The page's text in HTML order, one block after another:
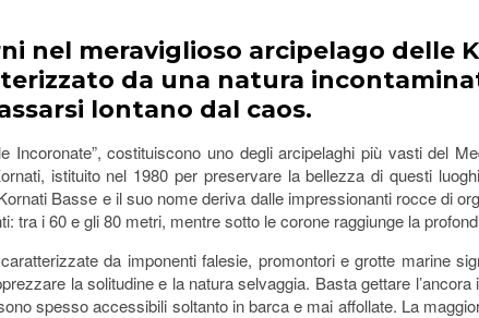
nel meraviglioso arcipelago delle
da una natura
lontano dal caos.
Incoronate”, costituiscono uno degli arcipelaghi più vasti del
istituito nel 1980 per preservare la bellezza di questi
Basse e il suo nome deriva dalle impressionanti rocce di
tra i 60 e gli 80 metri, mentre sotto le corone raggiunge la
da imponenti falesie, promontori e grotte marine
la solitudine e la natura selvaggia. Basta gettare
spesso accessibili soltanto in barca e mai affollate. La